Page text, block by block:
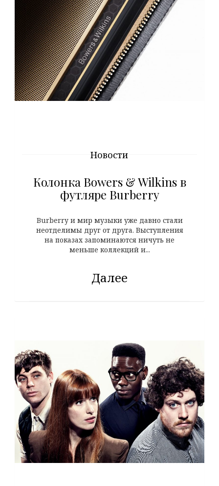
Новости
Колонка Bowers & Wilkins в
футляре Burberry
Burberry и мир музыки уже давно стали
неотделимы друг от друга. Выступления
на показах запоминаются ничуть не
меньше коллекций и...
Далее